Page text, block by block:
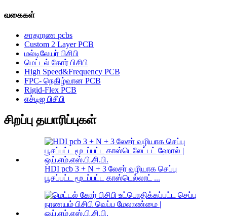
வகைகள்
சாதாரண pcbs
Custom 2 Layer PCB
மல்டிலேயர் பிசிபி
மெட்டல் கோர் பிசிபி
High Speed&Frequency PCB
FPC- நெகிழ்வான PCB
Rigid-Flex PCB
எச்டிஐ பிசிபி
சிறப்பு தயாரிப்புகள்
HDI pcb 3 + N + 3 லேசர் வழியாக செப்பு
பூசப்பட்ட மூடப்பட்ட காஸ்டெல்லாட் ...